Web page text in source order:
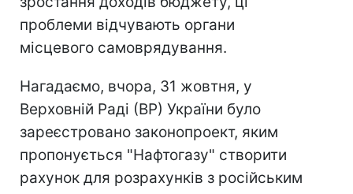
проблеми відчувають органи
місцевого самоврядування.
Нагадаємо, вчора, 31 жовтня, у
Верховній Раді (ВР) України було
зареєстровано законопроект, яким
пропонується "Нафтогазу" створити
рахунок для розрахунків з російським